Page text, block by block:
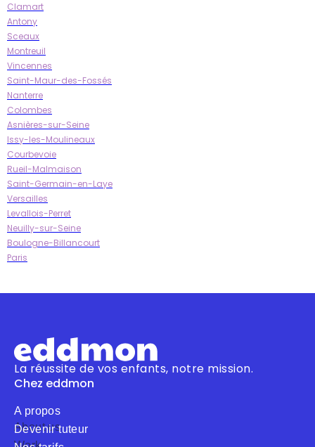
Clamart
Antony
Sceaux
Montreuil
Vincennes
Saint-Maur-des-Fossés
Nanterre
Colombes
Asnières-sur-Seine
Issy-les-Moulineaux
Courbevoie
Rueil-Malmaison
Saint-Germain-en-Laye
Versailles
Levallois-Perret
Neuilly-sur-Seine
Boulogne-Billancourt
Paris
La réussite de vos enfants, notre mission.
Chez eddmon
A propos
About us
Devenir tuteur